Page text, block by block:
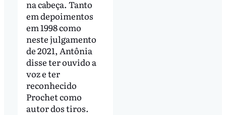
na cabeça. Tanto
em depoimentos
em 1998 como
neste julgamento
de 2021, Antônia
disse ter ouvido a
voz e ter
reconhecido
Prochet como
autor dos tiros.